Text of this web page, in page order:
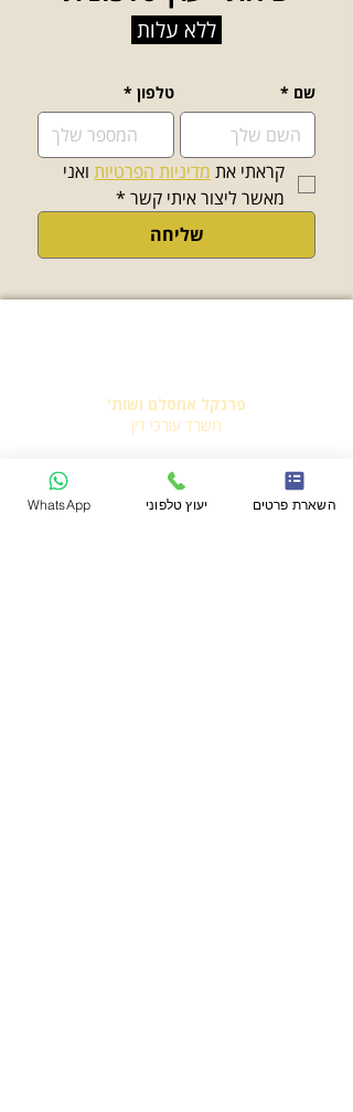
ללא עלות
שם * טלפון *
קראתי את מדיניות הפרטיות
מאשר ליצור איתי קשר *
שליחה
פרנקל אמסלם ושות'
משרד עורכי דין
יצירת קשר WhatsApp יעוץ טלפוני השארת פרטים